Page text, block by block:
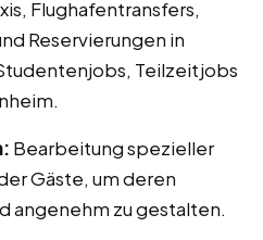
Flughafentransfers,
Reservierungen in
Teilzeitjobs
Bearbeitung spezieller
Gäste, um deren
angenehm zu gestalten.